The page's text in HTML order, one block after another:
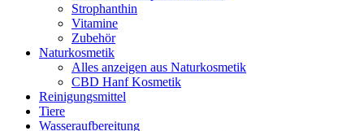
Strophanthin
Vitamine
Zubehör
Naturkosmetik
Alles anzeigen aus Naturkosmetik
CBD Hanf Kosmetik
Reinigungsmittel
Tiere
Wasseraufbereitung